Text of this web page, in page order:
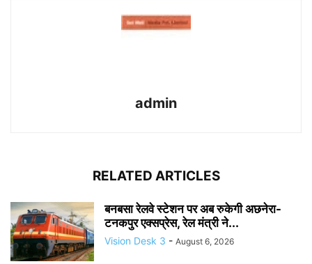
admin
RELATED ARTICLES
बनबसा रेलवे स्टेशन पर अब रुकेगी अछनेरा-
टनकपुर एक्सप्रेस, रेल मंत्री ने...
Vision Desk 3 - August 6, 2026